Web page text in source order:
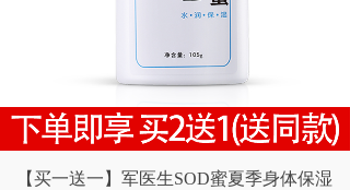
​【买一送一】军医生SOD蜜夏季身体保湿